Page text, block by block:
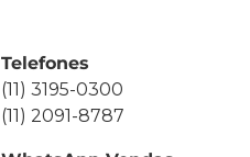
Telefones
(11) 3195-0300
(11) 2091-8787